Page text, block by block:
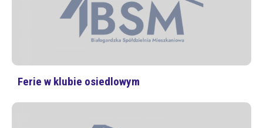
Ferie w klubie osiedlowym